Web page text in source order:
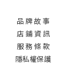
品 牌 故 事
店 鋪 資 訊
服 務 條 款
隱私權保護